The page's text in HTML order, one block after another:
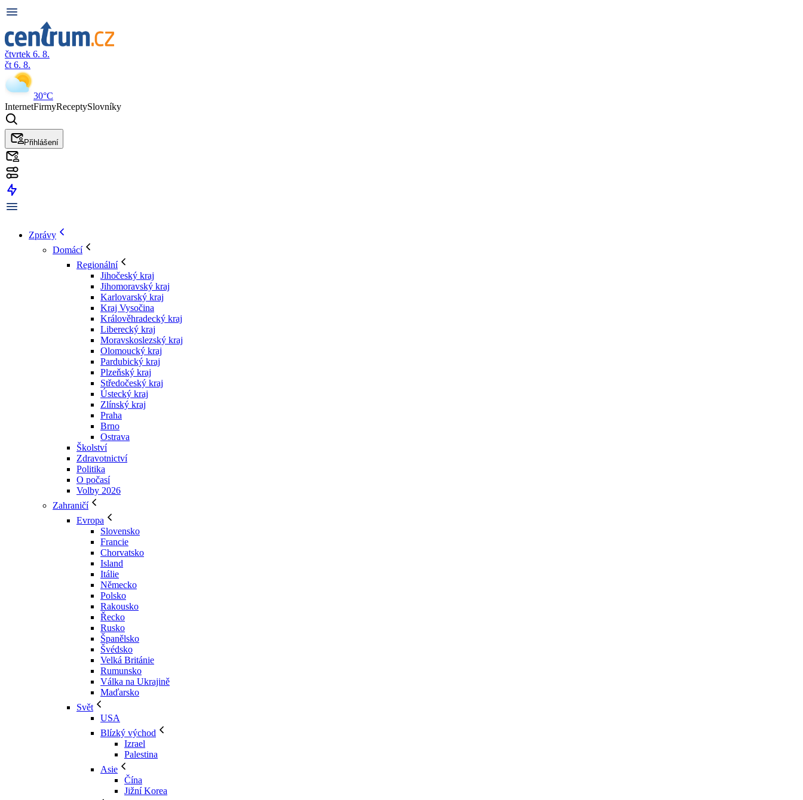
čtvrtek 6. 8.
čt 6. 8.
30°C
InternetFirmyReceptySlovníky
Přihlášení
Zprávy
Domácí
Regionální
Jihočeský kraj
Jihomoravský kraj
Karlovarský kraj
Kraj Vysočina
Králověhradecký kraj
Liberecký kraj
Moravskoslezský kraj
Olomoucký kraj
Pardubický kraj
Plzeňský kraj
Středočeský kraj
Ústecký kraj
Zlínský kraj
Praha
Brno
Ostrava
Školství
Zdravotnictví
Politika
O počasí
Volby 2026
Zahraničí
Evropa
Slovensko
Francie
Chorvatsko
Island
Itálie
Německo
Polsko
Rakousko
Řecko
Rusko
Španělsko
Švédsko
Velká Británie
Rumunsko
Válka na Ukrajině
Maďarsko
Svět
USA
Blízký východ
Izrael
Palestina
Asie
Čína
Jižní Korea